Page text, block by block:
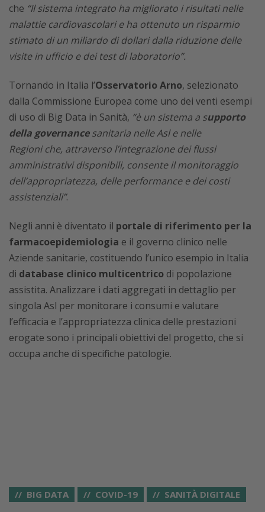
che “Il sistema integrato ha migliorato i risultati nelle
malattie cardiovascolari e ha ottenuto un risparmio
stimato di un miliardo di dollari dalla riduzione delle
visite in ufficio e dei test di laboratorio”.
Tornando in Italia l’Osservatorio Arno, selezionato
dalla Commissione Europea come uno dei venti esempi
di uso di Big Data in Sanità, “è un sistema a supporto
della governancesanitaria nelle Asl e nelle
Regioni che, attraverso l’integrazione dei flussi
amministrativi disponibili, consente il monitoraggio
dell’appropriatezza, delle performance e dei costi
assistenziali”.
Negli anni è diventato il portale di riferimento per la
farmacoepidemiologia e il governo clinico nelle
Aziende sanitarie, costituendo l’unico esempio in Italia
di database clinico multicentrico di popolazione
assistita. Analizzare i dati aggregati in dettaglio per
singola Asl per monitorare i consumi e valutare
l’efficacia e l’appropriatezza clinica delle prestazioni
erogate sono i principali obiettivi del progetto, che si
occupa anche di specifiche patologie.
BIG DATA COVID-19 SANITÀ DIGITALE